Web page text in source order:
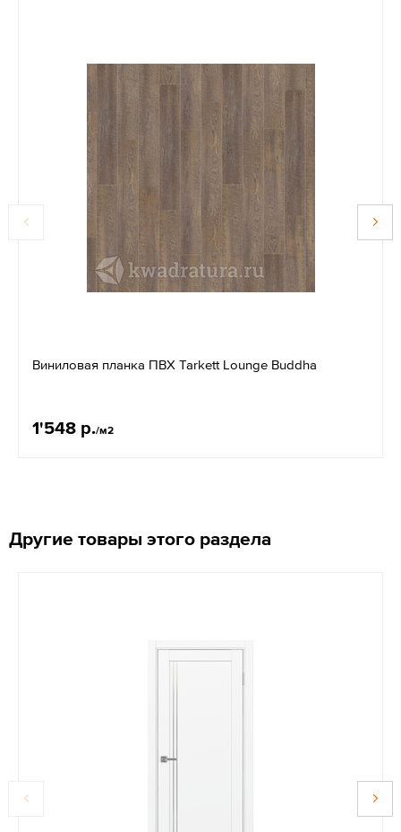
Виниловая планка ПВХ Tarkett Lounge Buddha
1'548 р./м2
Другие товары этого раздела